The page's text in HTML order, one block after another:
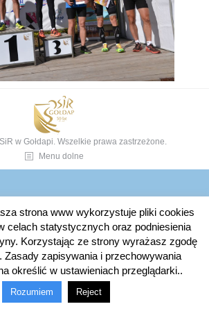
w Gołdapi. Wszelkie prawa zastrzeżone.
Menu dolne
strona www wykorzystuje pliki cookies
celach statystycznych oraz podniesienia
Korzystając ze strony wyrażasz zgodę
Zasady zapisywania i przechowywania
określić w ustawieniach przeglądarki..
Rozumiem Reject